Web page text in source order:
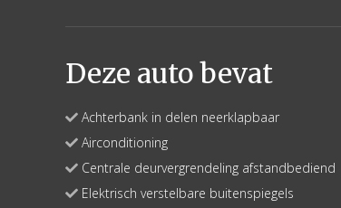
Deze auto bevat
Achterbank in delen neerklapbaar
Airconditioning
Centrale deurvergrendeling afstandbediend
Elektrisch verstelbare buitenspiegels